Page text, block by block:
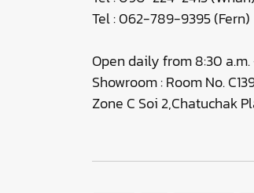
Tel : 062-789-9395 (Fern)
Open daily from 8:30 a.m.
Showroom : Room No.
Zone C Soi 2,Chatuchak